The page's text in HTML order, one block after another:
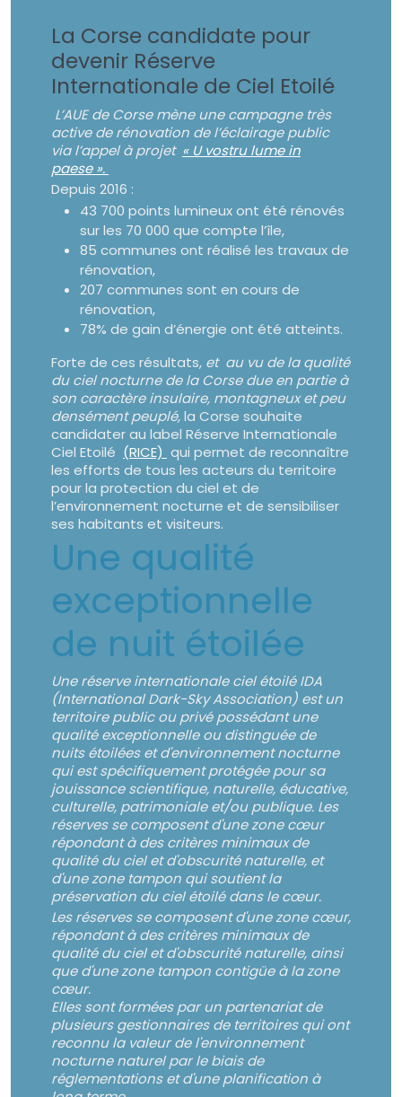
La Corse candidate pour
devenir Réserve
Internationale de Ciel Etoilé
L’AUE de Corse mène une campagne très
active de rénovation de l’éclairage public
via l’appel à projet « U vostru lume in
paese ».
Depuis 2016 :
43 700 points lumineux ont été rénovés
sur les 70 000 que compte l’île,
85 communes ont réalisé les travaux de
rénovation,
207 communes sont en cours de
rénovation,
78% de gain d’énergie ont été atteints.
Forte de ces résultats, et au vu de la qualité
du ciel nocturne de la Corse due en partie à
son caractère insulaire, montagneux et peu
densément peuplé,la Corse souhaite
candidater au label Réserve Internationale
Ciel Etoilé (RICE) qui permet de reconnaître
les efforts de tous les acteurs du territoire
pour la protection du ciel et de
l’environnement nocturne et de sensibiliser
ses habitants et visiteurs.
Une qualité
exceptionnelle
de nuit étoilée
Une réserve internationale ciel étoilé IDA
(International Dark-Sky Association) est un
territoire public ou privé possédant une
qualité exceptionnelle ou distinguée de
nuits étoilées et d'environnement nocturne
qui est spécifiquement protégée pour sa
jouissance scientifique, naturelle, éducative,
culturelle, patrimoniale et/ou publique. Les
réserves se composent d'une zone cœur
répondant à des critères minimaux de
qualité du ciel et d'obscurité naturelle, et
d'une zone tampon qui soutient la
préservation du ciel étoilé dans le cœur.
Les réserves se composent d'une zone cœur,
répondant à des critères minimaux de
qualité du ciel et d'obscurité naturelle, ainsi
que d'une zone tampon contigüe à la zone
cœur.
Elles sont formées par un partenariat de
plusieurs gestionnaires de territoires qui ont
reconnu la valeur de l'environnement
nocturne naturel par le biais de
réglementations et d'une planification à